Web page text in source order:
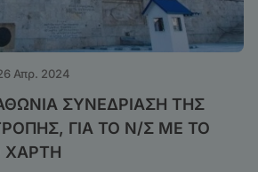
Απρ. 2024
ΣΥΝΕΔΡΙΑΣΗ ΤΗΣ
ΓΙΑ ΤΟ Ν/Σ ΜΕ ΤΟ
ΧΑΡΤΗ